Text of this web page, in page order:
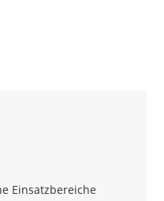
Einsatzbereiche